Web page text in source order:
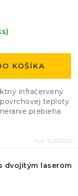
KOŠÍKA
infračervený
teploty.
prebieha
Kód: 15.2025.02
dvojitým laserom